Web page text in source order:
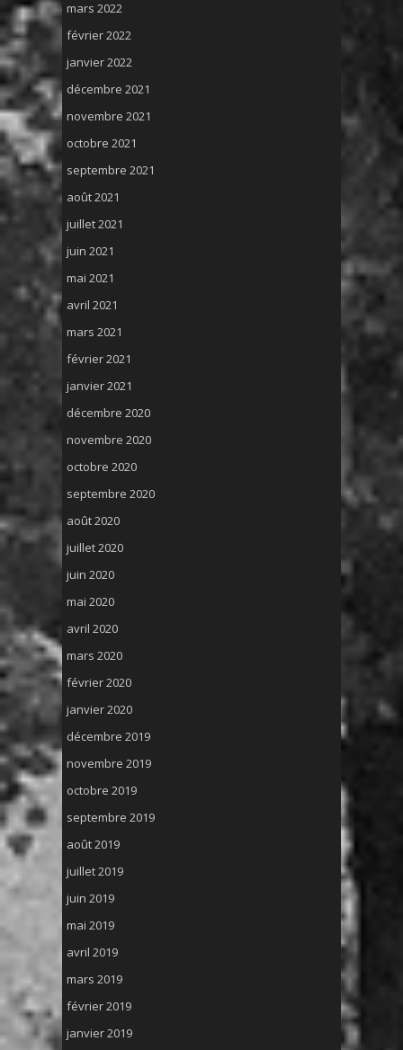
mars 2022
février 2022
janvier 2022
décembre 2021
novembre 2021
octobre 2021
septembre 2021
août 2021
juillet 2021
juin 2021
mai 2021
avril 2021
mars 2021
février 2021
janvier 2021
décembre 2020
novembre 2020
octobre 2020
septembre 2020
août 2020
juillet 2020
juin 2020
mai 2020
avril 2020
mars 2020
février 2020
janvier 2020
décembre 2019
novembre 2019
octobre 2019
septembre 2019
août 2019
juillet 2019
juin 2019
mai 2019
avril 2019
mars 2019
février 2019
janvier 2019